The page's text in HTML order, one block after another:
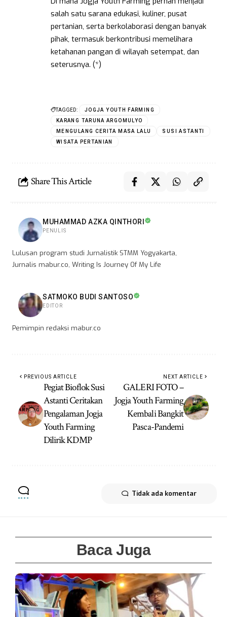
salah satu sarana edukasi, kuliner, pusat
pertanian, serta berkolaborasi dengan banyak
pihak, termasuk berkontribusi memelihara
ketahanan pangan di wilayah setempat, dan
seterusnya. (*)
TAGGED:
JOGJA YOUTH FARMING
KARANG TARUNA ARGOMULYO
MENGULANG CERITA MASA LALU
SUSI ASTANTI
WISATA PERTANIAN
Share This Article
MUHAMMAD AZKA QINTHORI
PENULIS
Lulusan program studi Jurnalistik STMM Yogyakarta,
Jurnalis mabur.co, Writing Is Journey Of My Life
SATMOKO BUDI SANTOSO
EDITOR
Pemimpin redaksi mabur.co
PREVIOUS ARTICLE
Pegiat Bioflok Susi
Astanti Ceritakan
Pengalaman Jogja
Youth Farming
Dilirik KDMP
NEXT ARTICLE
GALERI FOTO –
Jogja Youth Farming
Kembali Bangkit
Pasca-Pandemi
Tidak ada komentar
Baca Juga